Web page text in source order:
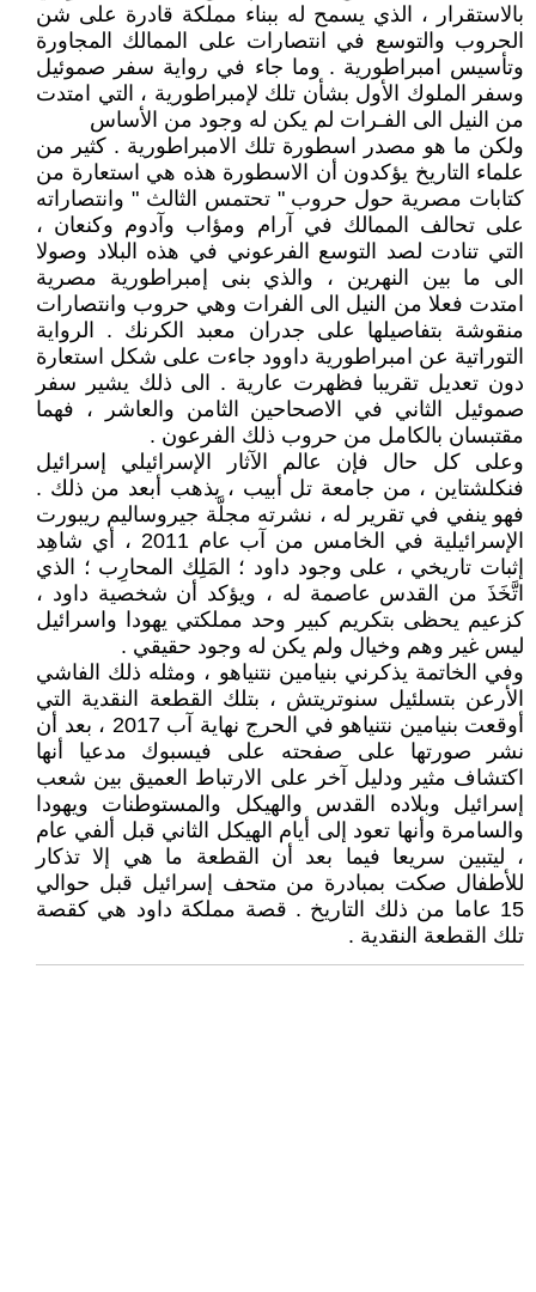
بالاستقرار ، الذي يسمح له ببناء مملكة قادرة على شن
الحروب والتوسع في انتصارات على الممالك المجاورة
وتأسيس امبراطورية . وما جاء في رواية سفر صموئيل
وسفر الملوك الأول بشأن تلك لإمبراطورية ، التي امتدت
من النيل الى الفـرات لم يكن له وجود من الأساس
ولكن ما هو مصدر اسطورة تلك الامبراطورية . كثير من
علماء التاريخ يؤكدون أن الاسطورة هذه هي استعارة من
كتابات مصرية حول حروب " تحتمس الثالث " وانتصاراته
على تحالف الممالك في آرام ومؤاب وآدوم وكنعان ،
التي تنادت لصد التوسع الفرعوني في هذه البلاد وصولا
الى ما بين النهرين ، والذي بنى إمبراطورية مصرية
امتدت فعلا من النيل الى الفرات وهي حروب وانتصارات
منقوشة بتفاصيلها على جدران معبد الكرنك . الرواية
التوراتية عن امبراطورية داوود جاءت على شكل استعارة
دون تعديل تقريبا فظهرت عارية . الى ذلك يشير سفر
صموئيل الثاني في الاصحاحين الثامن والعاشر ، فهما
مقتبسان بالكامل من حروب ذلك الفرعون .
وعلى كل حال فإن عالم الآثار الإسرائيلي إسرائيل
فنكلشتاين ، من جامعة تل أبيب ، يذهب أبعد من ذلك .
فهو ينفي في تقرير له ، نشرته مجلَّة جيروساليم ريبورت
الإسرائيلية في الخامس من آب عام 2011 ، أي شاهِد
إثبات تاريخي ، على وجود داود ؛ المَلِك المحارِب ؛ الذي
اتَّخَذَ من القدس عاصمة له ، ويؤكد أن شخصية داود ،
كزعيم يحظى بتكريم كبير وحد مملكتي يهودا واسرائيل
ليس غير وهم وخيال ولم يكن له وجود حقيقي .
وفي الخاتمة يذكرني بنيامين نتنياهو ، ومثله ذلك الفاشي
الأرعن بتسلئيل سنوتريتش ، بتلك القطعة النقدية التي
أوقعت بنيامين نتنياهو في الحرج نهاية آب 2017 ، بعد أن
نشر صورتها على صفحته على فيسبوك مدعيا أنها
اكتشاف مثير ودليل آخر على الارتباط العميق بين شعب
إسرائيل وبلاده القدس والهيكل والمستوطنات ويهودا
والسامرة وأنها تعود إلى أيام الهيكل الثاني قبل ألفي عام
، ليتبين سريعا فيما بعد أن القطعة ما هي إلا تذكار
للأطفال صكت بمبادرة من متحف إسرائيل قبل حوالي
15 عاما من ذلك التاريخ . قصة مملكة داود هي كقصة
تلك القطعة النقدية .